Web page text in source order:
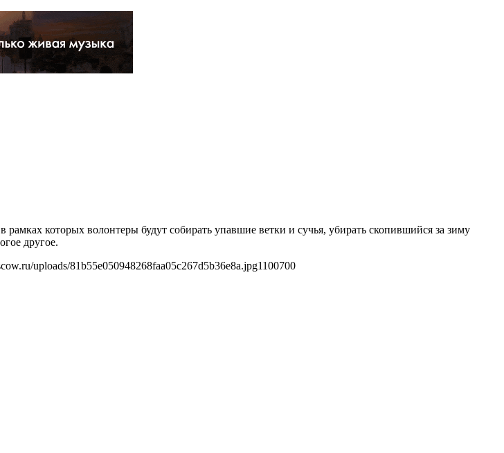
которых волонтеры будут собирать упавшие ветки и сучья, убирать скопившийся за зиму
другое.
uploads/81b55e050948268faa05c267d5b36e8a.jpg1100700